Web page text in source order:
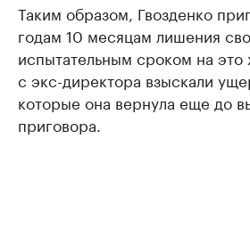
Таким образом, Гвозденко
годам 10 месяцам лишения
испытательным сроком на
с экс-директора взыскали
которые она вернула еще до
приговора.